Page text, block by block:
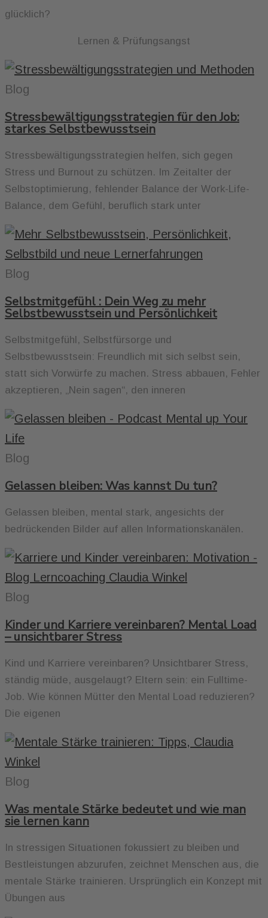
glücklich?
Lernen & Prüfungsangst
Blog
Stressbewältigungsstrategien für den Job:
starkes Selbstbewusstsein
Stressbewältigungsstrategien helfen, sich gegen
Stress und Burnout zu schützen. Im Zeitalter der
Selbstoptimierung, fehlender Balance der Work-Life-
Balance, dem Gefühl, beruflich stark unter
Blog
Selbstmitgefühl : Dein Weg zu mehr
Selbstbewusstsein und Persönlichkeit
Selbstmitgefühl, Selbstfürsorge und
Selbstbewusstsein: Freundlich mit sich selbst sein,
statt sich Vorwürfe zu machen. Stress abbauen, Fehler
akzeptieren, „Nein sagen“, den inneren
Blog
Gelassen bleiben: Was kannst Du tun?
Gelassen bleiben, mental stark, angesichts der
bedrückenden Bilder auf allen Informationskanälen.
Blog
Kinder und Karriere vereinbaren? Mental Load
– unsichtbarer Stress
Kind und Karriere vereinbaren? Unsichtbarer Stress,
ständig müde, ausgelaugt? Eltern sein: ein Fulltime-
Job. Wie können Mütter den Mental Load reduzieren?
Die eigenen
Blog
Was mentale Stärke bedeutet und wie man
sie lernen kann
In stressigen Situationen fokussiert zu bleiben und
Bestleistungen abzurufen, zeichnet Menschen aus, die
mentale Stärke trainieren. Ursprünglich ein Konzept mit
Übungen aus